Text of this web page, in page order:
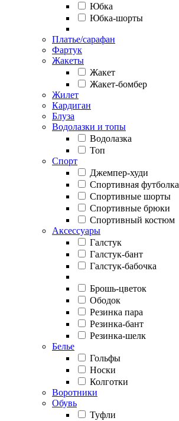
Юбка
Юбка-шорты
Платье/сарафан
Фартук
Жакеты
Жакет
Жакет-бомбер
Жилет
Кардиган
Блуза
Водолазки и топы
Водолазка
Топ
Спорт
Джемпер-худи
Спортивная футболка
Спортивные шорты
Спортивные брюки
Спортивный костюм
Аксессуары
Галстук
Галстук-бант
Галстук-бабочка
Брошь-цветок
Ободок
Резинка пара
Резинка-бант
Резинка-шелк
Белье
Гольфы
Носки
Колготки
Воротники
Обувь
Туфли